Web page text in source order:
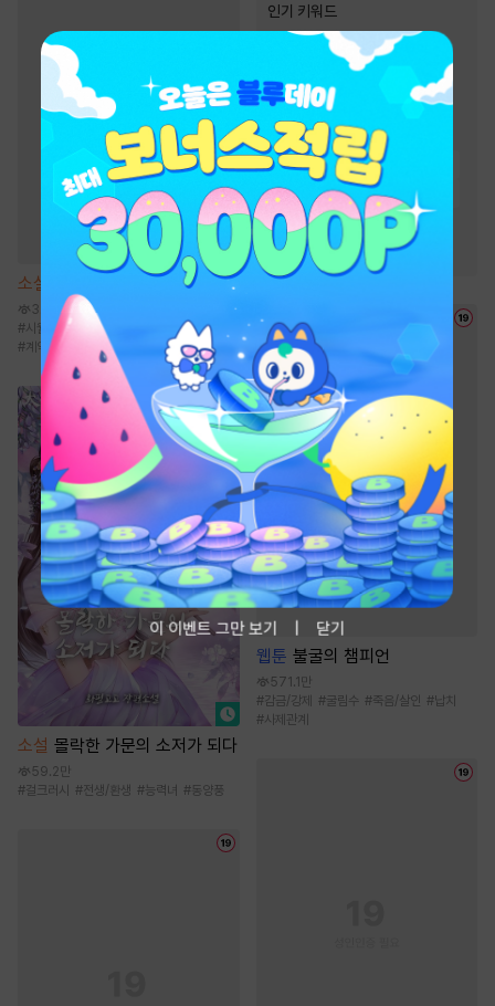
소설 엑스 남편 [단행본]
3.6만
#시월드 # 후회남
# 계약연애/결혼 # 상처녀
소설 몰락한 가문의 소저가 되다
59.2만
#걸크러시 #전생/환생 #능력녀 #동양풍
인기 키워드
능글공
#
#친구>연인
#연하공 #하드코어
#집착공 # 츤데레수
#상처수 #미남공
짝사랑
#현대물 #친구 # 고수위
#강공 #연상수 #절륜공
웹툰 불굴의 챔피언
571.1만
#감금/강제 #굴림수 #죽음/살인 #납치
#사제관계
이 이벤트 그만 보기 닫기